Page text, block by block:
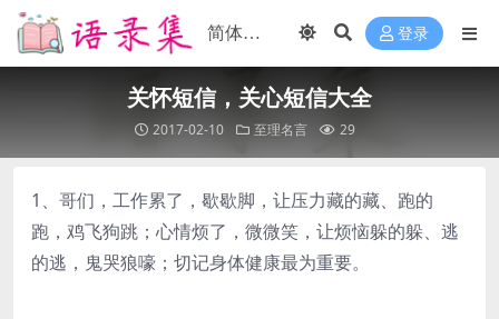
登录
关怀短信，关心短信大全
2017-02-10 至理名言 29
1、哥们，工作累了，歇歇脚，让压力藏的藏、跑的
跑，鸡飞狗跳；心情烦了，微微笑，让烦恼躲的躲、逃
的逃，鬼哭狼嚎；切记身体健康最为重要。